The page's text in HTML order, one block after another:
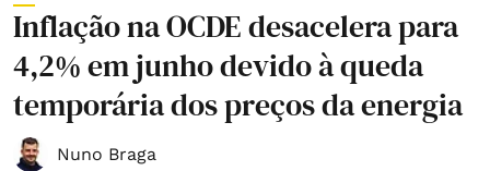
Inflação na OCDE desacelera para
4,2% em junho devido à queda
temporária dos preços da energia
Nuno Braga